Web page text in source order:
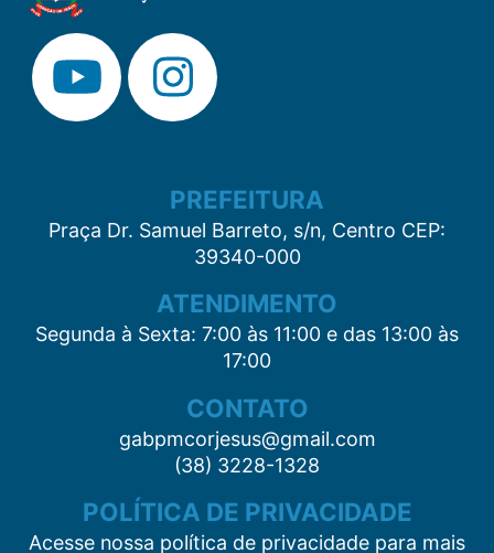
PREFEITURA
Praça Dr. Samuel Barreto, s/n, Centro CEP:
39340-000
ATENDIMENTO
Segunda à Sexta: 7:00 às 11:00 e das 13:00 às
17:00
CONTATO
gabpmcorjesus@gmail.com
(38) 3228-1328
POLÍTICA DE PRIVACIDADE
Acesse nossa política de privacidade para mais